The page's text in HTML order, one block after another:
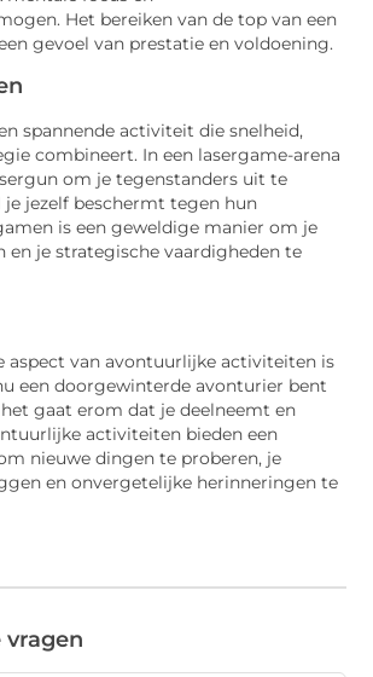
Het bereiken van de top van een
gevoel van prestatie en voldoening.
spannende activiteit die snelheid,
combineert. In een lasergame-arena
om je tegenstanders uit te
je jezelf beschermt tegen hun
is een geweldige manier om je
en je strategische vaardigheden te
aspect van avontuurlijke activiteiten is
een doorgewinterde avonturier bent
gaat erom dat je deelneemt en
activiteiten bieden een
nieuwe dingen te proberen, je
en onvergetelijke herinneringen te
vragen